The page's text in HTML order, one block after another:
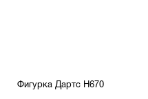
Фигурка Дартс H670